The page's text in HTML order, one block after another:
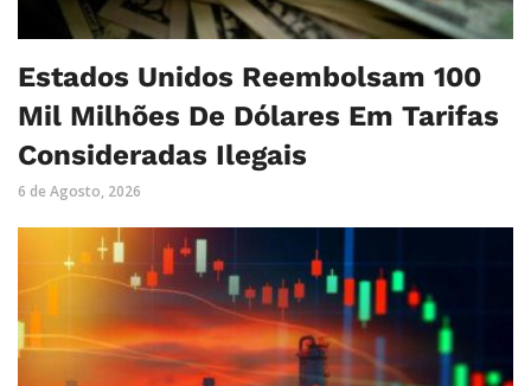
Estados Unidos Reembolsam 100
Mil Milhões De Dólares Em Tarifas
Consideradas Ilegais
6 de Agosto, 2026